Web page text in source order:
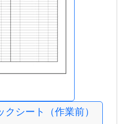
シート（作業前）